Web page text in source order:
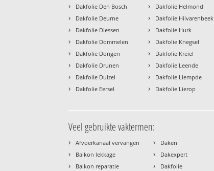
› Dakfolie Den Bosch
› Dakfolie Deurne
› Dakfolie Diessen
› Dakfolie Dommelen
› Dakfolie Dongen
› Dakfolie Drunen
› Dakfolie Duizel
› Dakfolie Eersel
› Dakfolie Helmond
› Dakfolie Hilvarenbeek
› Dakfolie Hurk
› Dakfolie Knegsel
› Dakfolie Kreiel
› Dakfolie Leende
› Dakfolie Liempde
› Dakfolie Lierop
Veel gebruikte vaktermen:
› Afvoerkanaal vervangen
› Balkon lekkage
› Balkon reparatie
› Daken
› Dakexpert
› Dakfolie